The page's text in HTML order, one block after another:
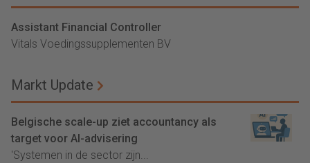
Assistant Financial Controller
Vitals Voedingssupplementen BV
Markt Update
Belgische scale-up ziet accountancy als
target voor AI-advisering
'Systemen in de sector zijn...